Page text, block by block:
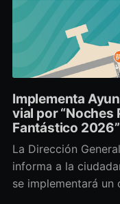
Implementa
vial por “Noches
Fantástico 2026”
La Dirección
informa a la
se implementará